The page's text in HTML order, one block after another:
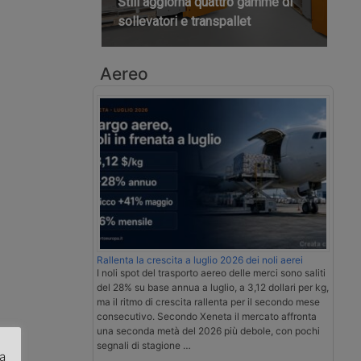
sollevatori e transpallet
Aereo
Rallenta la crescita a luglio 2026 dei noli aerei
I noli spot del trasporto aereo delle merci sono saliti
del 28% su base annua a luglio, a 3,12 dollari per kg,
ma il ritmo di crescita rallenta per il secondo mese
consecutivo. Secondo Xeneta il mercato affronta
una seconda metà del 2026 più debole, con pochi
segnali di stagione …